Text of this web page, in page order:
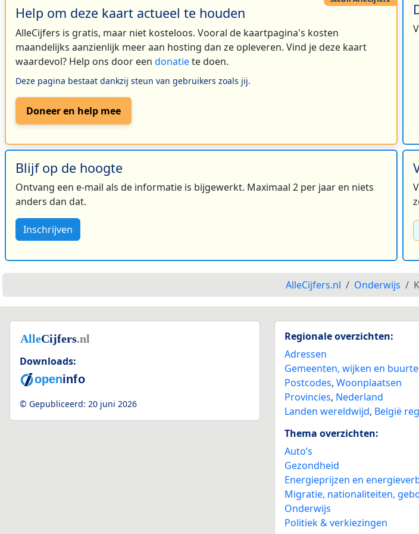
Help om deze kaart actueel te houden
AlleCijfers is gratis, maar niet kosteloos. Vooral de kaartpagina's kosten
maandelijks aanzienlijk meer aan hosting dan ze opleveren. Vind je deze kaart
waardevol? Help ons door een donatiete doen.
Deze pagina bestaat dankzij steun van gebruikers zoals jij.
Doneer en help mee
Blijf op de hoogte
Ontvang een e-mail als de informatie is bijgewerkt. Maximaal 2 per jaar en niets
anders dan dat.
Inschrijven
AlleCijfers.nl Onderwijs
Downloads:
© Gepubliceerd: 20 juni 2026
Regionale overzichten:
Adressen
Gemeenten, wijken en
Postcodes,Woonplaatsen
Provincies, Nederland
Landen wereldwijd, België
Thema overzichten:
Auto’s
Gezondheid
Energieprijzen en
Migratie, nationaliteiten,
Onderwijs
Politiek & verkiezingen